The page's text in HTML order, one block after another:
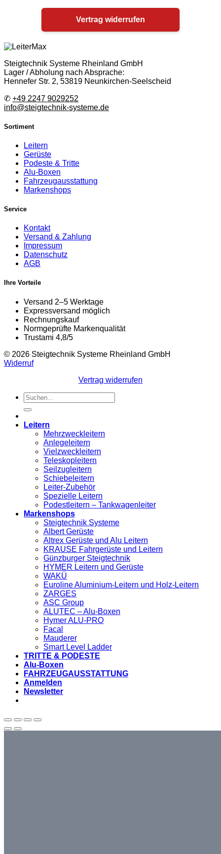
Vertrag widerrufen
Steigtechnik Systeme Rheinland GmbH
Lager / Abholung nach Absprache:
Hennefer Str. 2, 53819 Neunkirchen-Seelscheid
✆ +49 2247 9029252
info@steigtechnik-systeme.de
Sortiment
Leitern
Gerüste
Podeste & Tritte
Alu-Boxen
Fahrzeugausstattung
Markenshops
Service
Kontakt
Versand & Zahlung
Impressum
Datenschutz
AGB
Ihre Vorteile
Versand 2–5 Werktage
Expressversand möglich
Rechnungskauf
Normgeprüfte Markenqualität
Trustami 4,8/5
© 2026 Steigtechnik Systeme Rheinland GmbH
Widerruf
Vertrag widerrufen
Suchen
nach:
Leitern
Mehrzweckleitern
Anlegeleitern
Vielzweckleitern
Teleskopleitern
Seilzugleitern
Schiebeleitern
Leiter-Zubehör
Spezielle Leitern
Podestleitern – Tankwagenleiter
Markenshops
Steigtechnik Systeme
Albert Gerüste
Altrex Gerüste und Alu Leitern
KRAUSE Fahrgerüste und Leitern
Günzburger Steigtechnik
HYMER Leitern und Gerüste
WAKÜ
Euroline Aluminium-Leitern und Holz-Leitern
ZARGES
ASC Group
ALUTEC – Alu-Boxen
Hymer ALU-PRO
Facal
Mauderer
Smart Level Ladder
TRITTE & PODESTE
Alu-Boxen
FAHRZEUGAUSSTATTUNG
Anmelden
Newsletter